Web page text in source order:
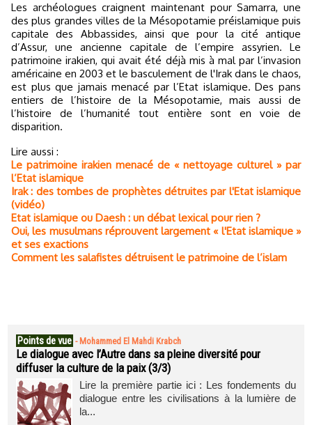
Les archéologues craignent maintenant pour Samarra, une
des plus grandes villes de la Mésopotamie préislamique puis
capitale des Abbassides, ainsi que pour la cité antique
d’Assur, une ancienne capitale de l’empire assyrien. Le
patrimoine irakien, qui avait été déjà mis à mal par l’invasion
américaine en 2003 et le basculement de l'Irak dans le chaos,
est plus que jamais menacé par l’Etat islamique. Des pans
entiers de l’histoire de la Mésopotamie, mais aussi de
l’histoire de l’humanité tout entière sont en voie de
disparition.
Lire aussi :
Le patrimoine irakien menacé de « nettoyage culturel » par
l’Etat islamique
Irak : des tombes de prophètes détruites par l'Etat islamique
(vidéo)
Etat islamique ou Daesh : un débat lexical pour rien ?
Oui, les musulmans réprouvent largement « l'Etat islamique »
et ses exactions
Comment les salafistes détruisent le patrimoine de l’islam
Points de vue - Mohammed El Mahdi Krabch
Le dialogue avec l’Autre dans sa pleine diversité pour
diffuser la culture de la paix (3/3)
Lire la première partie ici : Les fondements du
dialogue entre les civilisations à la lumière de
la...